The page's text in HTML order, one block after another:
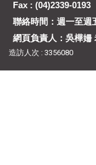
Fax : (04)2339-0193
聯絡時間：週一至週
網頁負責人：吳樺姍
造訪人次 : 3356080